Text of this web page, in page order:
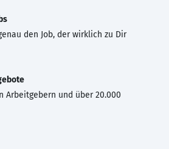
den Job, der wirklich zu Dir
Arbeitgebern und über 20.000